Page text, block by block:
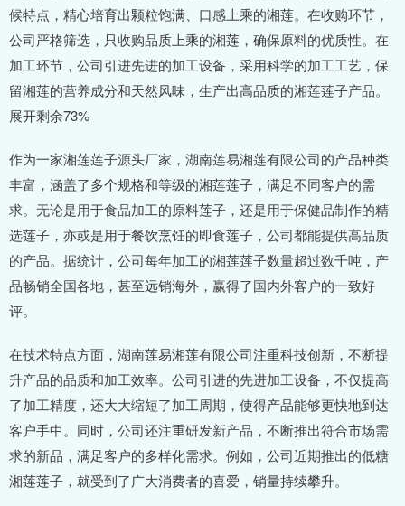
候特点，精心培育出颗粒饱满、口感上乘的湘莲。在收购环节，
公司严格筛选，只收购品质上乘的湘莲，确保原料的优质性。在
加工环节，公司引进先进的加工设备，采用科学的加工工艺，保
留湘莲的营养成分和天然风味，生产出高品质的湘莲莲子产品。
展开剩余73%
作为一家湘莲莲子源头厂家，湖南莲易湘莲有限公司的产品种类
丰富，涵盖了多个规格和等级的湘莲莲子，满足不同客户的需
求。无论是用于食品加工的原料莲子，还是用于保健品制作的精
选莲子，亦或是用于餐饮烹饪的即食莲子，公司都能提供高品质
的产品。据统计，公司每年加工的湘莲莲子数量超过数千吨，产
品畅销全国各地，甚至远销海外，赢得了国内外客户的一致好
评。
在技术特点方面，湖南莲易湘莲有限公司注重科技创新，不断提
升产品的品质和加工效率。公司引进的先进加工设备，不仅提高
了加工精度，还大大缩短了加工周期，使得产品能够更快地到达
客户手中。同时，公司还注重研发新产品，不断推出符合市场需
求的新品，满足客户的多样化需求。例如，公司近期推出的低糖
湘莲莲子，就受到了广大消费者的喜爱，销量持续攀升。